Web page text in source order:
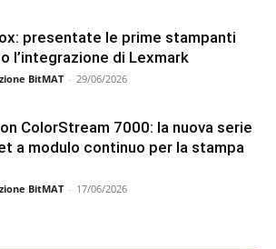
presentate le prime stampanti
l’integrazione di Lexmark
BitMAT - 29/06/2026
ColorStream 7000: la nuova serie
a modulo continuo per la stampa
BitMAT - 17/06/2026